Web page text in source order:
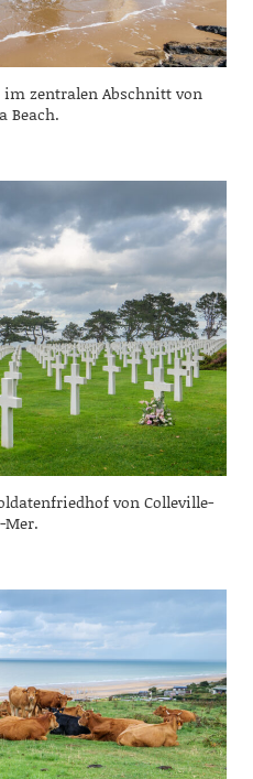
im zentralen Abschnitt von
Beach.
von Colleville-
Mer.